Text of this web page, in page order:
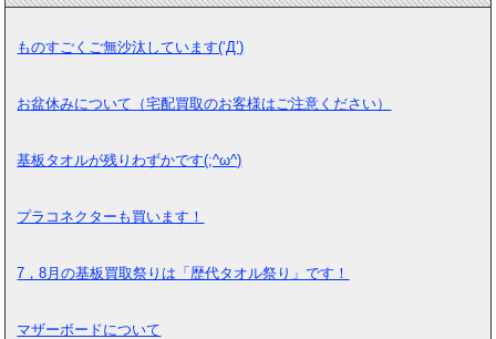
ものすごくご無沙汰しています(‘Д’)
お盆休みについて（宅配買取のお客様はご注意ください）
基板タオルが残りわずかです(;^ω^)
プラコネクターも買います！
7，8月の基板買取祭りは「歴代タオル祭り」です！
マザーボードについて